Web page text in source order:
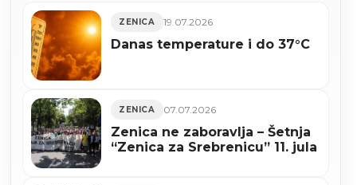
ZENICA 19.07.2026
Danas temperature i do 37°C
ZENICA 07.07.2026
Zenica ne zaboravlja – Šetnja
“Zenica za Srebrenicu” 11. jula